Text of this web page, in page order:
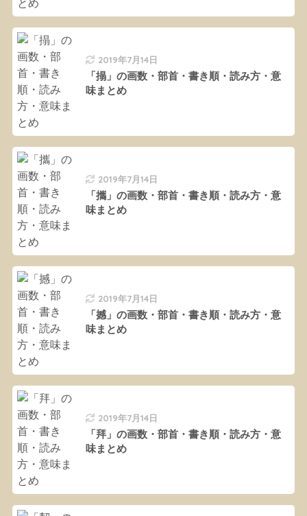
2019年7月14日
「搨」の画数・部首・書き順・読み方・意
味まとめ
2019年7月14日
「攜」の画数・部首・書き順・読み方・意
味まとめ
2019年7月14日
「撼」の画数・部首・書き順・読み方・意
味まとめ
2019年7月14日
「拜」の画数・部首・書き順・読み方・意
味まとめ